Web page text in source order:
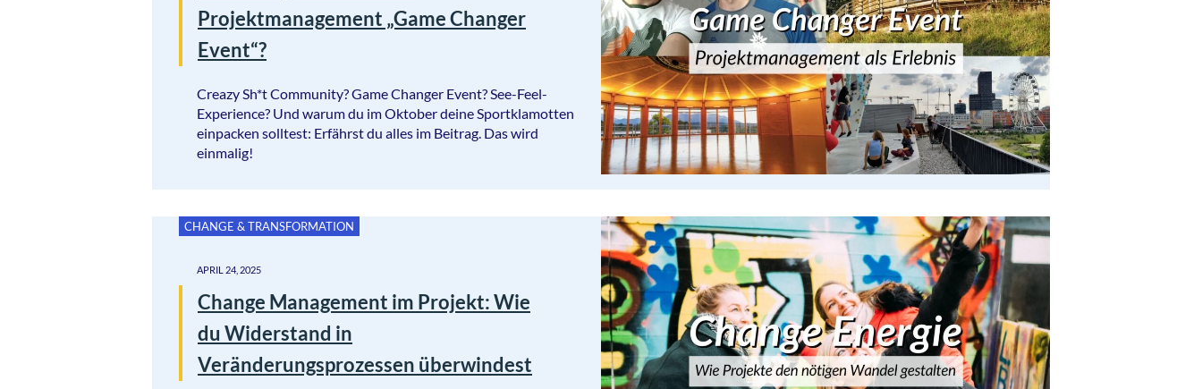
Projektmanagement „Game Changer
Event“?
Creazy Sh*t Community? Game Changer Event? See-Feel-
Experience? Und warum du im Oktober deine Sportklamotten
einpacken solltest: Erfährst du alles im Beitrag. Das wird
einmalig!
CHANGE & TRANSFORMATION
APRIL 24, 2025
Change Management im Projekt: Wie
du Widerstand in
Veränderungsprozessen überwindest